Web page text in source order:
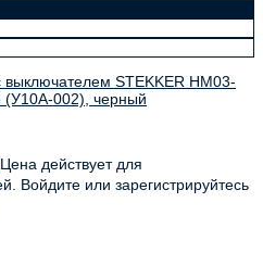
выключателем STEKKER HM03-
(У10А-002), черный
Цена действует для
Войдите или зарегистрируйтесь